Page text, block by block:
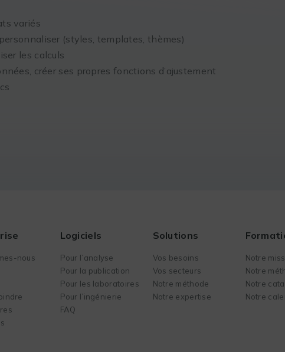
variés
(styles, templates, thèmes)
les calculs
créer ses propres fonctions d’ajustement
nous
Logiciels
Pour l’analyse
Pour la publication
Pour les laboratoires
Pour l’ingénierie
FAQ
Solutions
Vos besoins
Vos secteurs
Notre méthode
Notre expertise
Notre
Notre
Notre
Notre